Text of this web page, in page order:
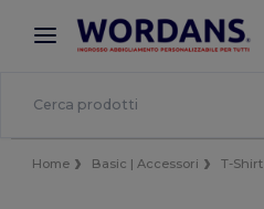
× App Wordans
Prezzi migliori sull'app!
Home Basic | Accessori T-Shirt